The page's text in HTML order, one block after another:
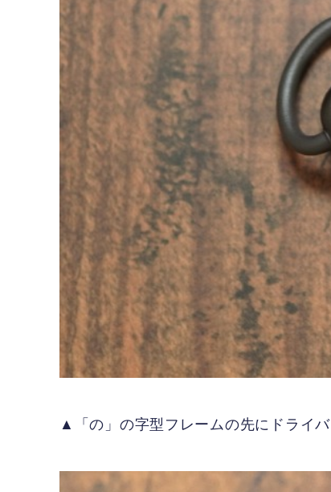
▲「の」の字型フレームの先にドライバ